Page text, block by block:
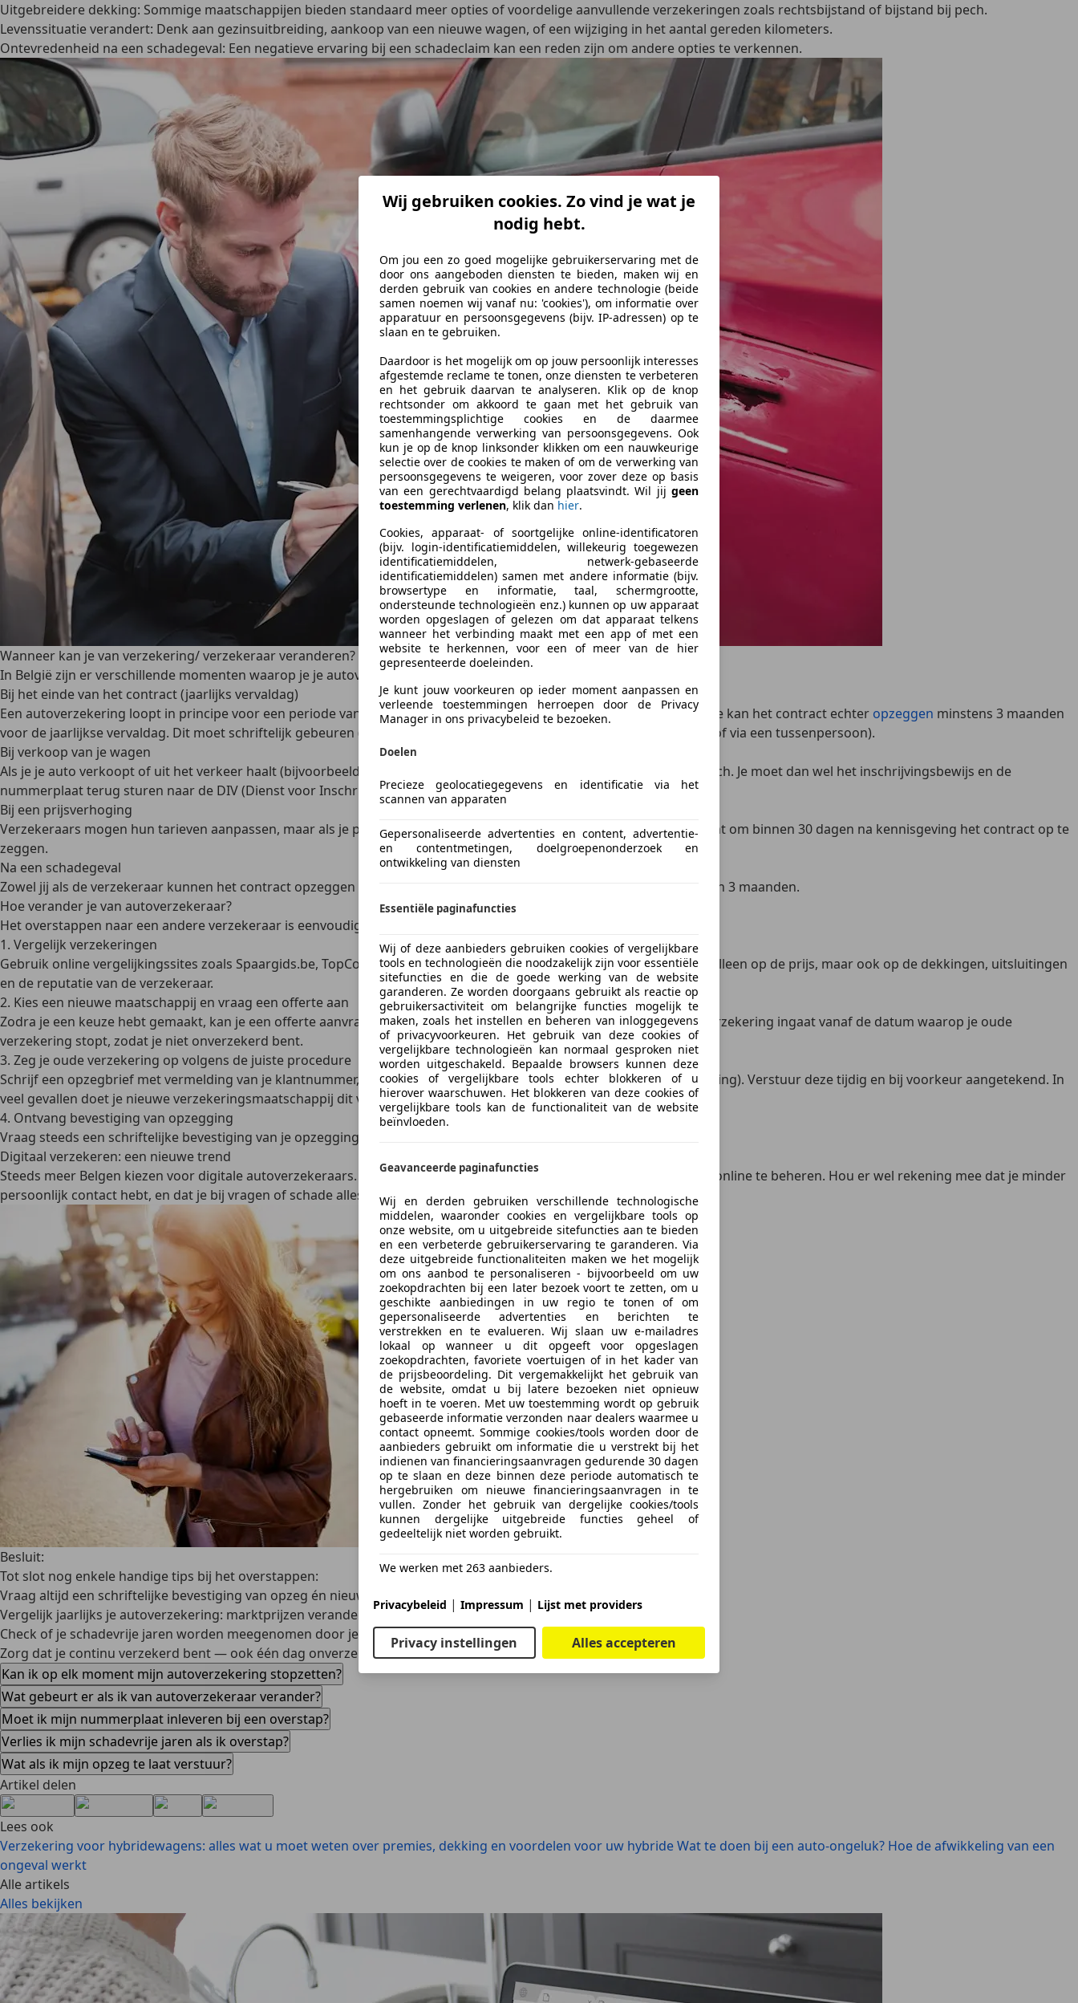
Wij gebruiken cookies. Zo vind je wat je
nodig hebt.
Om jou een zo goed mogelijke gebruikerservaring met de
door ons aangeboden diensten te bieden, maken wij en
derden gebruik van cookies en andere technologie (beide
samen noemen wij vanaf nu: 'cookies'), om informatie over
apparatuur en persoonsgegevens (bijv. IP-adressen) op te
slaan en te gebruiken.
Daardoor is het mogelijk om op jouw persoonlijk interesses
afgestemde reclame te tonen, onze diensten te verbeteren
en het gebruik daarvan te analyseren. Klik op de knop
rechtsonder om akkoord te gaan met het gebruik van
toestemmingsplichtige cookies en de daarmee
samenhangende verwerking van persoonsgegevens. Ook
kun je op de knop linksonder klikken om een nauwkeurige
selectie over de cookies te maken of om de verwerking van
persoonsgegevens te weigeren, voor zover deze op basis
van een gerechtvaardigd belang plaatsvindt. Wil jij geen
toestemming verlenen, klik dan hier.
Cookies, apparaat- of soortgelijke online-identificatoren
(bijv. login-identificatiemiddelen, willekeurig toegewezen
identificatiemiddelen, netwerk-gebaseerde
identificatiemiddelen) samen met andere informatie (bijv.
browsertype en informatie, taal, schermgrootte,
ondersteunde technologieën enz.) kunnen op uw apparaat
worden opgeslagen of gelezen om dat apparaat telkens
wanneer het verbinding maakt met een app of met een
website te herkennen, voor een of meer van de hier
gepresenteerde doeleinden.
Je kunt jouw voorkeuren op ieder moment aanpassen en
verleende toestemmingen herroepen door de Privacy
Manager in ons privacybeleid te bezoeken.
Doelen
Precieze geolocatiegegevens en identificatie via het
scannen van apparaten
Gepersonaliseerde advertenties en content, advertentie-
en contentmetingen, doelgroepenonderzoek en
ontwikkeling van diensten
Essentiële paginafuncties
Wij of deze aanbieders gebruiken cookies of vergelijkbare
tools en technologieën die noodzakelijk zijn voor essentiële
sitefuncties en die de goede werking van de website
garanderen. Ze worden doorgaans gebruikt als reactie op
gebruikersactiviteit om belangrijke functies mogelijk te
maken, zoals het instellen en beheren van inloggegevens
of privacyvoorkeuren. Het gebruik van deze cookies of
vergelijkbare technologieën kan normaal gesproken niet
worden uitgeschakeld. Bepaalde browsers kunnen deze
cookies of vergelijkbare tools echter blokkeren of u
hierover waarschuwen. Het blokkeren van deze cookies of
vergelijkbare tools kan de functionaliteit van de website
beïnvloeden.
Geavanceerde paginafuncties
Wij en derden gebruiken verschillende technologische
middelen, waaronder cookies en vergelijkbare tools op
onze website, om u uitgebreide sitefuncties aan te bieden
en een verbeterde gebruikerservaring te garanderen. Via
deze uitgebreide functionaliteiten maken we het mogelijk
om ons aanbod te personaliseren - bijvoorbeeld om uw
zoekopdrachten bij een later bezoek voort te zetten, om u
geschikte aanbiedingen in uw regio te tonen of om
gepersonaliseerde advertenties en berichten te
verstrekken en te evalueren. Wij slaan uw e-mailadres
lokaal op wanneer u dit opgeeft voor opgeslagen
zoekopdrachten, favoriete voertuigen of in het kader van
de prijsbeoordeling. Dit vergemakkelijkt het gebruik van
de website, omdat u bij latere bezoeken niet opnieuw
hoeft in te voeren. Met uw toestemming wordt op gebruik
gebaseerde informatie verzonden naar dealers waarmee u
contact opneemt. Sommige cookies/tools worden door de
aanbieders gebruikt om informatie die u verstrekt bij het
indienen van financieringsaanvragen gedurende 30 dagen
op te slaan en deze binnen deze periode automatisch te
hergebruiken om nieuwe financieringsaanvragen in te
vullen. Zonder het gebruik van dergelijke cookies/tools
kunnen dergelijke uitgebreide functies geheel of
gedeeltelijk niet worden gebruikt.
We werken met 263 aanbieders.
Privacybeleid | Impressum | Lijst met providers
Privacy instellingen Alles accepteren
Uitgebreidere dekking: Sommige maatschappijen bieden standaard meer opties of voordelige aanvullende verzekeringen zoals rechtsbijstand of bijstand bij pech.
Levenssituatie verandert: Denk aan gezinsuitbreiding, aankoop van een nieuwe wagen, of een wijziging in het aantal gereden kilometers.
Ontevredenheid na een schadegeval: Een negatieve ervaring bij een schadeclaim kan een reden zijn om andere opties te verkennen.
Wanneer kan je van verzekering/ verzekeraar veranderen?
In België zijn er verschillende momenten waarop je je autoverzekering kunt opzeggen of veranderen:
Bij het einde van het contract (jaarlijks vervaldag)
Een autoverzekering loopt in principe voor een periode van één jaar, en wordt automatisch verlengd als je niets doet. Je kan het contract echter opzeggen minstens 3 maanden
voor de jaarlijkse vervaldag. Dit moet schriftelijk gebeuren (via aangetekende brief, e-mail met ontvangstbevestiging, of via een tussenpersoon).
Bij verkoop van je wagen
Als je je auto verkoopt of uit het verkeer haalt (bijvoorbeeld export of schorsing), vervalt je autoverzekering automatisch. Je moet dan wel het inschrijvingsbewijs en de
nummerplaatterug sturen naar de DIV (Dienst voor Inschrijving van Voertuigen).
Bij een prijsverhoging
Verzekeraars mogen hun tarieven aanpassen, maar als je premie stijgt zonder dat je situatie verandert, heb je het recht om binnen 30 dagen na kennisgeving het contract op te
zeggen.
Na een schadegeval
Zowel jij als de verzekeraar kunnen het contract opzeggen na een schadeclaim. In dat geval geldt een opzegtermijn van 3 maanden.
Hoe verander je van autoverzekeraar?
Het overstappen naar een andere verzekeraar is eenvoudiger dan je denkt
1. Vergelijk verzekeringen
Gebruik online vergelijkingssites zoals Spaargids.be, TopCompare of direct op de websites van verzekeraars. Let niet alleen op de prijs, maar ook op de dekkingen, uitsluitingen
en de reputatie van de verzekeraar.
2. Kies een nieuwe maatschappij en vraag een offerte aan
Zodra je een keuze hebt gemaakt, kan je een offerte aanvragen en je nieuwe contract afsluiten. Zorg dat de nieuwe verzekering ingaat vanaf de datum waarop je oude
verzekering stopt, zodat je niet onverzekerd bent.
3. Zeg je oude verzekering op volgens de juiste procedure
Schrijf een opzegbrief met vermelding van je klantnummer, nummerplaat en reden van opzegging (indien van toepassing). Verstuur deze tijdig en bij voorkeur aangetekend. In
veel gevallen doet je nieuwe verzekeringsmaatschappij dit voor je.
4. Ontvang bevestiging van opzegging
Vraag steeds een schriftelijke bevestiging van je opzegging. Zo heb je bewijs in geval van discussie.
Digitaal verzekeren: een nieuwe trend
Steeds meer Belgen kiezen voor digitale autoverzekeraars. Deze verzekeringen zijn vaak iets goedkoper en makkelijk online te beheren. Hou er wel rekening mee dat je minder
persoonlijk contact hebt, en dat je bij vragen of schade alles online moet regelen.
Besluit:
Tot slot nog enkele handige tips bij het overstappen:
Vraag altijd een schriftelijke bevestiging van opzeg én nieuwe dekking.
Vergelijk jaarlijks je autoverzekering: marktprijzen veranderen snel.
Check of je schadevrije jaren worden meegenomen door je nieuwe verzekeraar.
Zorg dat je continu verzekerd bent — ook één dag onverzekerd rijden is strafbaar.
Kan ik op elk moment mijn autoverzekering stopzetten?
Wat gebeurt er als ik van autoverzekeraar verander?
Moet ik mijn nummerplaat inleveren bij een overstap?
Verlies ik mijn schadevrije jaren als ik overstap?
Wat als ik mijn opzeg te laat verstuur?
Artikel delen
Lees ook
Verzekering voor hybridewagens: alles wat u moet weten over premies, dekking en voordelen voor uw hybrideWat te doen bij een auto-ongeluk? Hoe de afwikkeling van een
ongeval werkt
Alle artikels
Alles bekijken